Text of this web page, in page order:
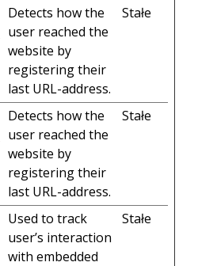
Detects how the
user reached the
website by
registering their
last URL-address.
Stałe
Detects how the
user reached the
website by
registering their
last URL-address.
Stałe
Used to track
user’s interaction
with embedded
Stałe